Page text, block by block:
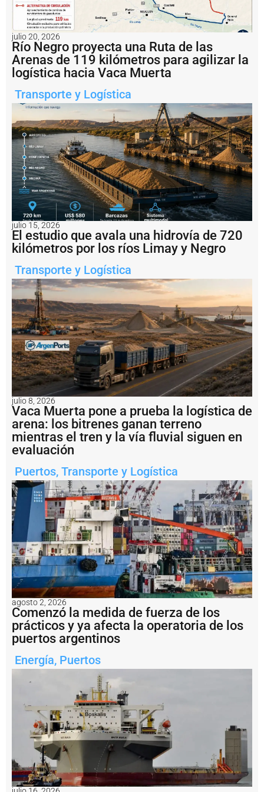
a
e
n
d
a
s
F
u
ll
a
m
á
s
d
e
6
0
u
n
t
s
d
e
d
e
li
v
e
r
y
P
r
e
f
e
c
t
u
r
a
c
o
n
fi
m
ó
e
l
r
e
s
t
a
b
l
e
c
r
o
g
julio 20, 2026
Río Negro proyecta una Ruta de las
Arenas de 119 kilómetros para agilizar la
logística hacia Vaca Muerta
Transporte y Logística
julio 15, 2026
El estudio que avala una hidrovía de 720
kilómetros por los ríos Limay y Negro
Transporte y Logística
julio 8, 2026
Vaca Muerta pone a prueba la logística de
arena: los bitrenes ganan terreno
mientras el tren y la vía fluvial siguen en
evaluación
Puertos, Transporte y Logística
agosto 2, 2026
Comenzó la medida de fuerza de los
prácticos y ya afecta la operatoria de los
puertos argentinos
Energía, Puertos